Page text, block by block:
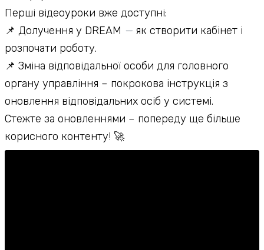
Перші відеоуроки вже доступні:
📌 Долучення у DREAM — як створити кабінет і
розпочати роботу.
📌 Зміна відповідальної особи для головного
органу управління – покрокова інструкція з
оновлення відповідальних осіб у системі.
Стежте за оновленнями – попереду ще більше
корисного контенту! 🚀